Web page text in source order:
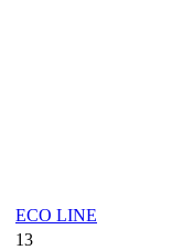
ECO LINE
13